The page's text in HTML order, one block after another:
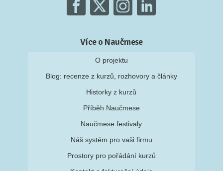
Více o Naučmese
O projektu
Blog: recenze z kurzů, rozhovory a články
Historky z kurzů
Příběh Naučmese
Naučmese festivaly
Náš systém pro vaši firmu
Prostory pro pořádání kurzů